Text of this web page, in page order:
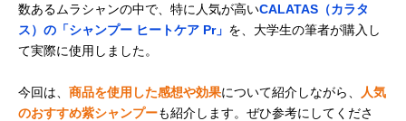
数あるムラシャンの中で、特に人気が高いCALATAS（カラタ
ス）の「シャンプー ヒートケア Pr」 を、大学生の筆者が購入し
て実際に使用しました。
今回は、 商品を使用した感想や効果について紹介しながら、
人気
のおすすめ紫シャンプーも紹介します。ぜひ参考にしてくださ